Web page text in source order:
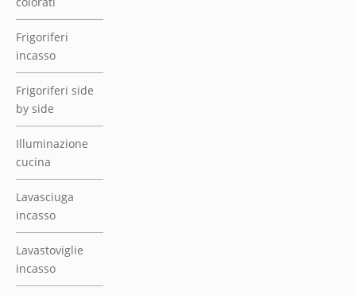
Frigoriferi
incasso
Frigoriferi side
by side
Illuminazione
cucina
Lavasciuga
incasso
Lavastoviglie
incasso